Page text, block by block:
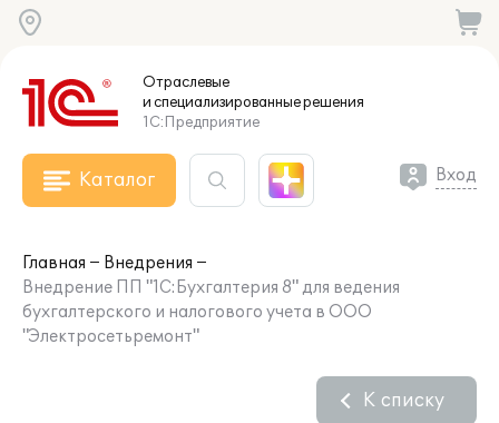
Отраслевые
и специализированныерешения
1С:Предприятие
Каталог Вход
Главная
Внедрения
Внедрение ПП "1С:Бухгалтерия 8" для ведения
бухгалтерского и налогового учета в ООО
"Электросетьремонт"
К списку